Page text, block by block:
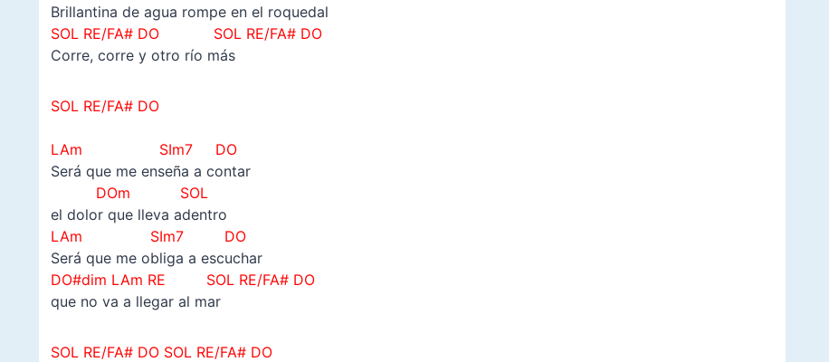
Brillantina de agua rompe en el roquedal
SOL RE/FA# DO SOL RE/FA# DO
Corre, corre y otro río más
SOL RE/FA# DO
LAm SIm7 DO
Será que me enseña a contar
DOm SOL
el dolor que lleva adentro
LAm SIm7 DO
Será que me obliga a escuchar
DO#dim LAm RE SOL RE/FA# DO
que no va a llegar al mar
SOL RE/FA# DO SOL RE/FA# DO